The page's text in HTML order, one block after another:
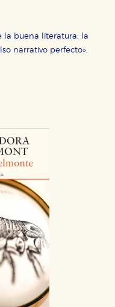
buena literatura: la
narrativo perfecto».
COOKIES
TODO